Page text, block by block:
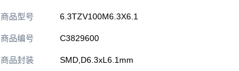
商品型号 6.3TZV100M6.3X6.1
商品编号 C3829600
商品封装 SMD,D6.3xL6.1mm​